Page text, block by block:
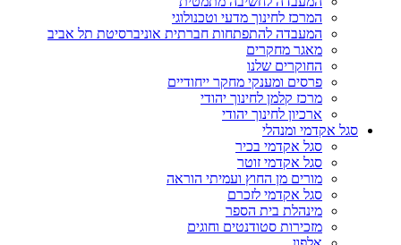
המרכז לחינוך מדעי וטכנולוגי
המעבדה להתפתחות חברתית אוניברסיטת תל אביב
מאגר מחקרים
החוקרים שלנו
פרסים ומענקי מחקר ייחודיים
מרכז קלמן לחינוך יהודי
ארכיון לחינוך יהודי
סגל אקדמי ומנהלי
סגל אקדמי בכיר
סגל אקדמי זוטר
מורים מן החוץ ועמיתי הוראה
סגל אקדמי לזכרם
מינהלת בית הספר
מזכירות סטודנטים וחוגים